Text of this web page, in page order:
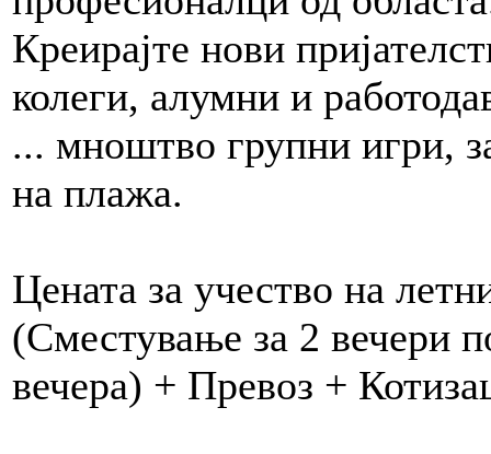
Креирајте нови
колеги, алумни и
... мноштво групни игри,
на плажа.
Цената за учество на
(Сместување за 2 вечери
вечера) + Превоз +